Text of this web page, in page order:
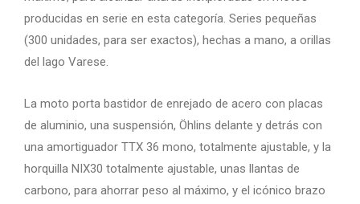
producidas en serie en esta categoría. Series pequeñas
(300 unidades, para ser exactos), hechas a mano, a orillas
del lago Varese.
La moto porta bastidor de enrejado de acero con placas
de aluminio, una suspensión, Öhlins delante y detrás con
una amortiguador TTX 36 mono, totalmente ajustable, y la
horquilla NIX30 totalmente ajustable, unas llantas de
carbono, para ahorrar peso al máximo, y el icónico brazo